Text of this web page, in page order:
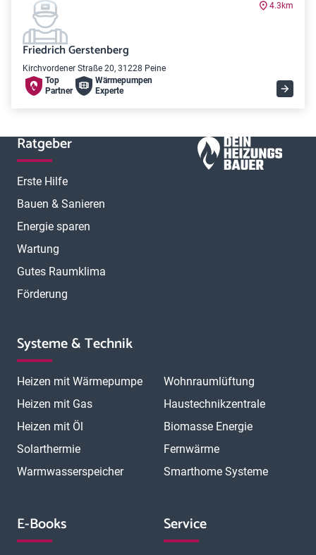
4.3km
Friedrich Gerstenberg
Kirchvordener Straße 20, 31228 Peine
Top
Partner
Wärme­pumpen
Experte
Ratgeber
Erste Hilfe
Bauen & Sanieren
Energie sparen
Wartung
Gutes Raumklima
Förderung
Systeme & Technik
Heizen mit Wärmepumpe
Heizen mit Gas
Heizen mit Öl
Solarthermie
Warmwasserspeicher
Wohnraumlüftung
Haustechnikzentrale
Biomasse Energie
Fernwärme
Smarthome Systeme
E-Books Service